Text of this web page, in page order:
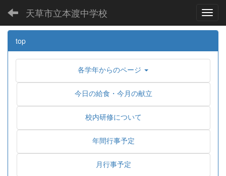
天草市立本渡中学校
top
各学年からのページ
今日の給食・今月の献立
校内研修について
年間行事予定
月行事予定